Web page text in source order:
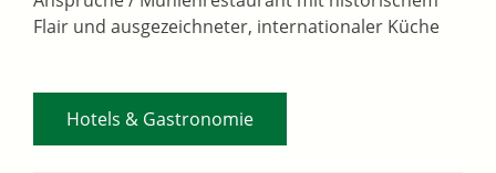
Flair und ausgezeichneter, internationaler Küche
Hotels & Gastronomie